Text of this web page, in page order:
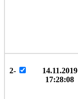
2-
14.11.2019
17:28:08